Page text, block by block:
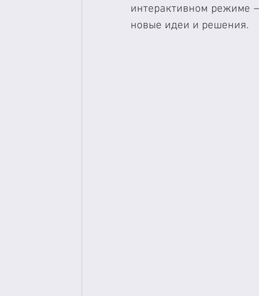
интерактивном режиме
новые идеи и решения.